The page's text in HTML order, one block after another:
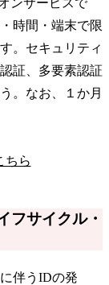
ンサービスで
時間・端末で限
。セキュリティ
証、多要素認証
。なお、１か月
ちら
フサイクル・
伴うIDの発